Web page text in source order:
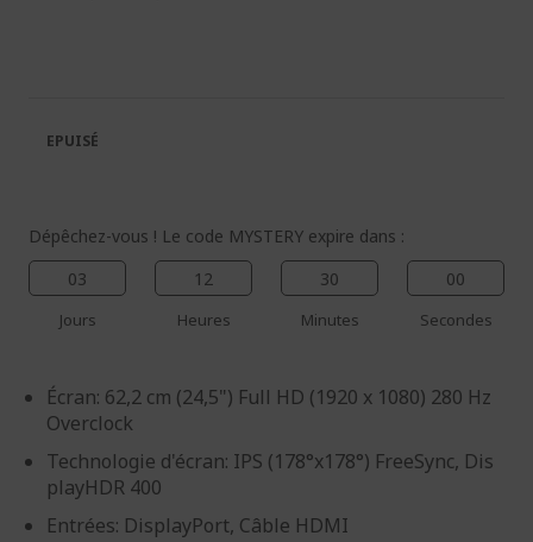
galerie
d’images
Galerie
d’images
Dépêchez-vous ! Le code MYSTERY expire dans :
03
Jours
12
Heures
29
Minutes
59
Secondes
Écran: 62,2 cm (24,5") Full HD (1920 x 1080) 280 Hz
Overclock
Technologie d'écran: IPS (178°x178°) FreeSync, Dis
playHDR 400
Entrées: DisplayPort, Câble HDMI
EPUISÉ